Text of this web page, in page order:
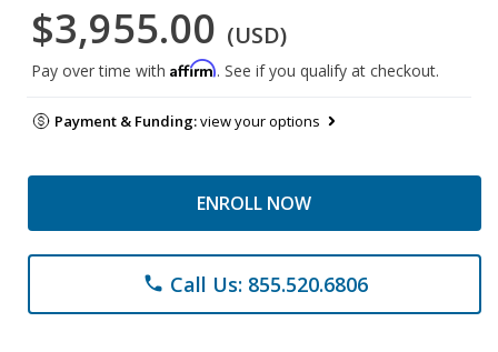
$3,955.00 (USD)
Pay over time with Affirm. See if you qualify at checkout.
Payment & Funding:view your options
ENROLL NOW
phone Call Us: 855.520.6806